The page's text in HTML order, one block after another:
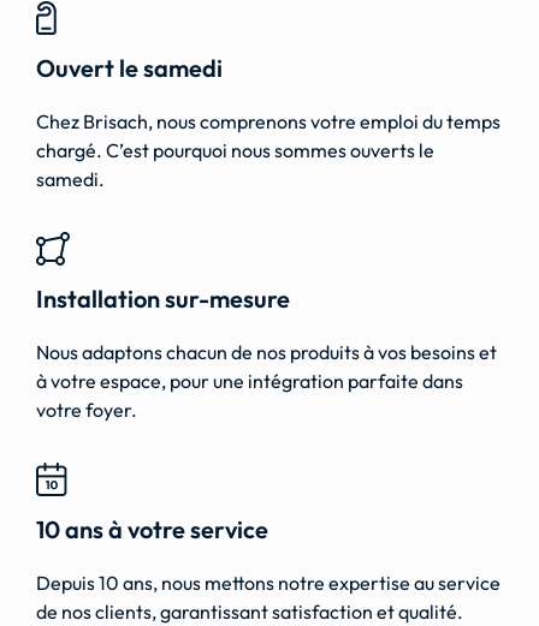
Ouvert le samedi
Chez Brisach, nous comprenons votre emploi du temps
chargé. C’est pourquoi nous sommes ouverts le
samedi.
Installation sur-mesure
Nous adaptons chacun de nos produits à vos besoins et
à votre espace, pour une intégration parfaite dans
votre foyer.
10 ans à votre service
Depuis 10 ans, nous mettons notre expertise au service
de nos clients, garantissant satisfaction et qualité.